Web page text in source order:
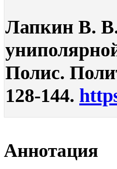
Лапкин В.
Полис.
128-144.
Аннотация